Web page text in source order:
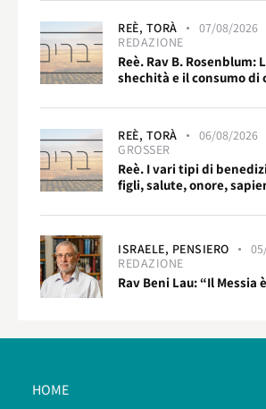
REÈ, TORÀ 07/08/2026
REDAZIONE
Reè. Rav B. Rosenblum:
shechità e il consumo di
REÈ, TORÀ 06/08/2026
GROSSER
Reè. I vari tipi di
figli, salute, onore,
ISRAELE, PENSIERO
REDAZIONE
Rav Beni Lau: “Il Messia
HOME